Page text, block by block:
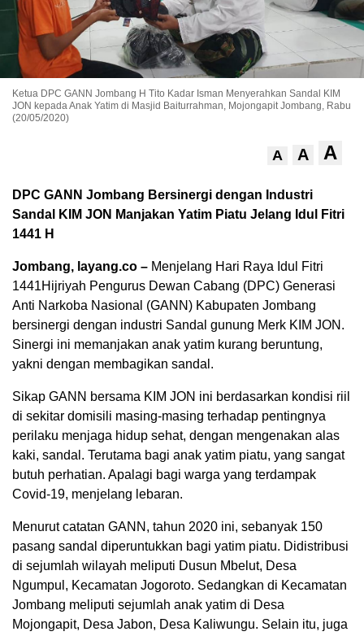
Ketua DPC GANN Jombang H Tito Kadar Isman Menyerahkan Sandal KIM
JON kepada Anak Yatim di Masjid Baiturrahman, Mojongapit Jombang, Rabu
(20/05/2020)
A A A
DPC GANN Jombang Bersinergi dengan Industri
Sandal KIM JON Manjakan Yatim Piatu Jelang Idul Fitri
1441 H
Jombang, layang.co – Menjelang Hari Raya Idul Fitri
1441Hijriyah Pengurus Dewan Cabang (DPC) Generasi
Anti Narkoba Nasional (GANN) Kabupaten Jombang
bersinergi dengan industri Sandal gunung Merk KIM JON.
Sinergi ini memanjakan anak yatim kurang beruntung,
yakni dengan membagikan sandal.
Sikap GANN bersama KIM JON ini berdasarkan kondisi riil
di sekitar domisili masing-masing terhadap pentingnya
perilaku menjaga hidup sehat, dengan mengenakan alas
kaki, sandal. Terutama bagi anak yatim piatu, yang sangat
butuh perhatian. Apalagi bagi warga yang terdampak
Covid-19, menjelang lebaran.
Menurut catatan GANN, tahun 2020 ini, sebanyak 150
pasang sandal diperuntukkan bagi yatim piatu. Didistribusi
di sejumlah wilayah meliputi Dusun Mbelut, Desa
Ngumpul, Kecamatan Jogoroto. Sedangkan di Kecamatan
Jombang meliputi sejumlah anak yatim di Desa
Mojongapit, Desa Jabon, Desa Kaliwungu. Selain itu, juga